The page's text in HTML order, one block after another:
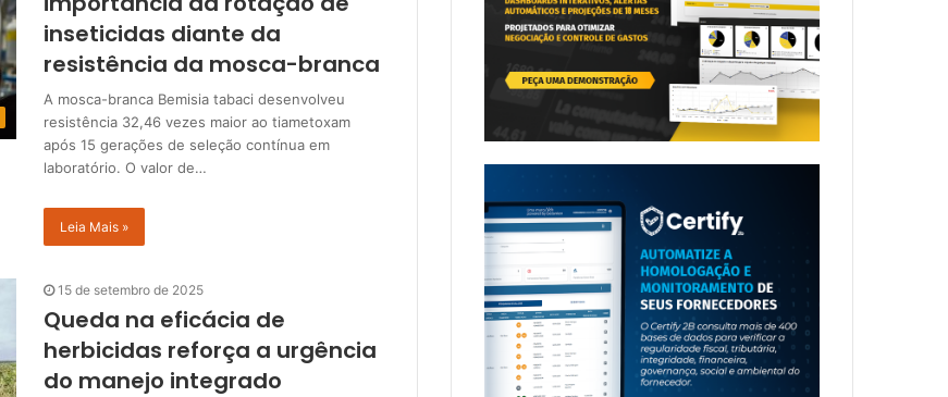
inseticidas diante da
resistência da mosca-branca
A mosca-branca Bemisia tabaci desenvolveu
resistência 32,46 vezes maior ao tiametoxam
após 15 gerações de seleção contínua em
laboratório. O valor de…
Leia Mais »
15 de setembro de 2025
Queda na eficácia de
herbicidas reforça a urgência
do manejo integrado